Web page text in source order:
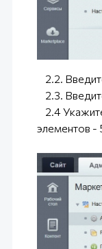
2.2.
2.3.
2.4
элементов -